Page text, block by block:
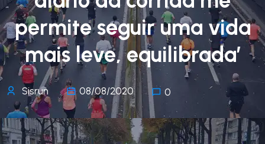
permite seguir uma vida
mais leve, equilibrada’
Sisrun 08/08/2020 0